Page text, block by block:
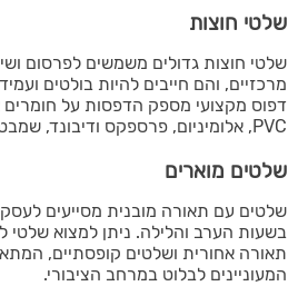
שלטי חוצות
שלטי חוצות גדולים משמשים לפרסום
מרכזיים, והם חייבים להיות בולטים
דפוס מקצועי מספק הדפסות על חומרים
PVC, אלומיניום, פרספקס ודיבונד, שמבטיחים עמידות לאורך זמן.
שלטים מוארים
שלטים עם תאורה מובנית מסייעים
בשעות הערב והלילה. ניתן למצוא שלטי
תאורה אחורית ושלטים קופסתיים,
המעוניינים לבלוט במרחב הציבורי.